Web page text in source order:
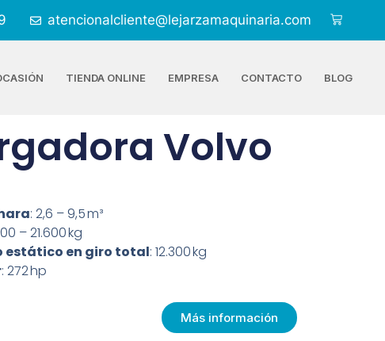
atencionalcliente@lejarzamaquinaria.com
TIENDA ONLINE EMPRESA CONTACTO BLOG
Volvo
: 2,6 – 9,5 m³
– 21.600 kg
estático en giro total: 12.300 kg
: 272 hp
Más información